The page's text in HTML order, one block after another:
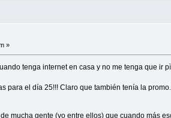
»
tenga internet en casa y no me tenga que ir
para el día 25!!! Claro que también tenía la
mucha gente (yo entre ellos) que cuando más